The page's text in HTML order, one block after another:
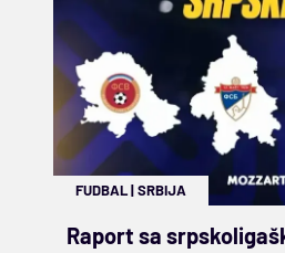
FUDBAL|SRBIJA
Raport sa